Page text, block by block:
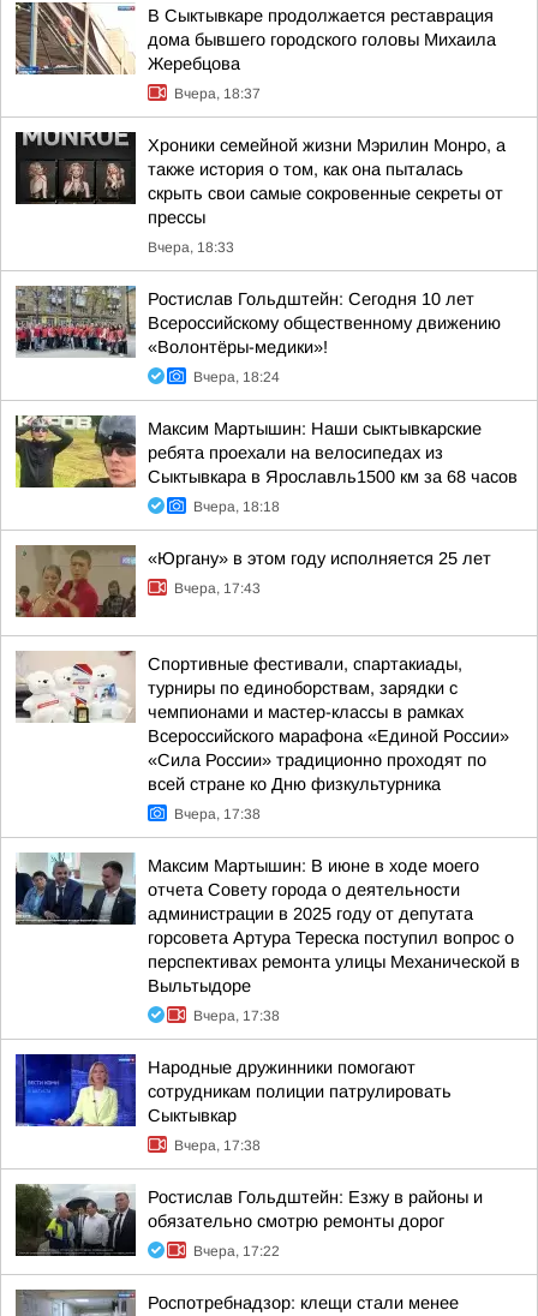
В Сыктывкаре продолжается реставрация
дома бывшего городского головы Михаила
Жеребцова
Вчера, 18:37
Хроники семейной жизни Мэрилин Монро, а
также история о том, как она пыталась
скрыть свои самые сокровенные секреты от
прессы
Вчера, 18:33
Ростислав Гольдштейн: Сегодня 10 лет
Всероссийскому общественному движению
«Волонтёры-медики»!
Вчера, 18:24
Максим Мартышин: Наши сыктывкарские
ребята проехали на велосипедах из
Сыктывкара в Ярославль1500 км за 68 часов
Вчера, 18:18
«Юргану» в этом году исполняется 25 лет
Вчера, 17:43
Спортивные фестивали, спартакиады,
турниры по единоборствам, зарядки с
чемпионами и мастер-классы в рамках
Всероссийского марафона «Единой России»
«Сила России» традиционно проходят по
всей стране ко Дню физкультурника
Вчера, 17:38
Максим Мартышин: В июне в ходе моего
отчета Совету города о деятельности
администрации в 2025 году от депутата
горсовета Артура Тереска поступил вопрос о
перспективах ремонта улицы Механической в
Выльтыдоре
Вчера, 17:38
Народные дружинники помогают
сотрудникам полиции патрулировать
Сыктывкар
Вчера, 17:38
Ростислав Гольдштейн: Езжу в районы и
обязательно смотрю ремонты дорог
Вчера, 17:22
Роспотребнадзор: клещи стали менее